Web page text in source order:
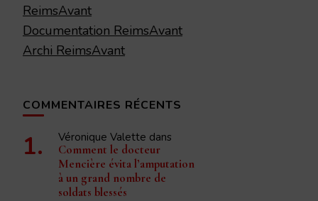
ReimsAvant
Documentation ReimsAvant
Archi ReimsAvant
COMMENTAIRES RÉCENTS
Véronique Valette dans
Comment le docteur
Mencière évita l’amputation
à un grand nombre de
soldats blessés